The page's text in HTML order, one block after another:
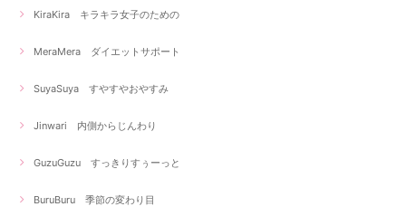
KiraKira キラキラ女子のための
MeraMera ダイエットサポート
SuyaSuya すやすやおやすみ
Jinwari 内側からじんわり
GuzuGuzu すっきりすぅーっと
BuruBuru 季節の変わり目